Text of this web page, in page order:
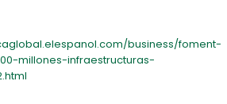
business/foment-
millones-infraestructuras-